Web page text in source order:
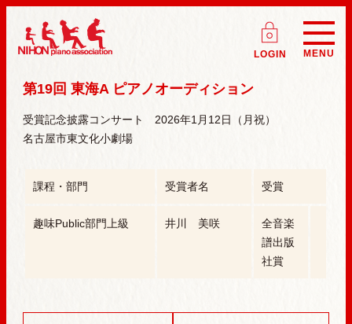
日本ピアノ研究会 NIHON piano association |
ログイン(会
LOGIN MENU
第19回 東海A ピアノオーディション
受賞記念披露コンサート 2026年1月12日（月祝）
名古屋市東文化小劇場
課程・部門 受賞者名 受賞
趣味Public部門上級 井川 美咲
全音楽
譜出版
社賞